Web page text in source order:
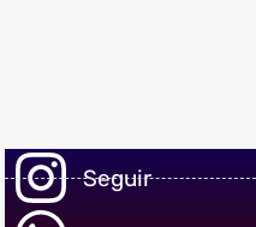
Seguir